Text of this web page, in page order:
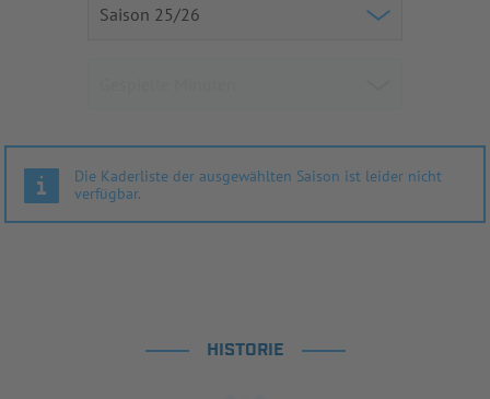
Die Kaderliste der ausgewählten Saison ist leider nicht
verfügbar.
HISTORIE